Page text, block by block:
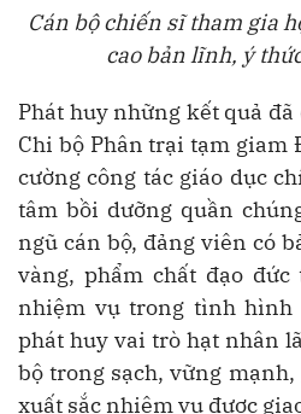
Cán bộ chiến sĩ tham gia
cao bản lĩnh, ý
Phát huy những kết quả
Chi bộ Phân trại tạm
cường công tác giáo dục
tâm bồi dưỡng quần
ngũ cán bộ, đảng viên có
vàng, phẩm chất đạo
nhiệm vụ trong tình hình
phát huy vai trò hạt nhân
bộ trong sạch, vững
xuất sắc nhiệm vụ được